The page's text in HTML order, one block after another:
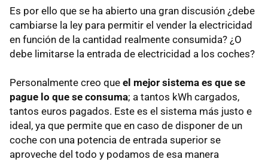
Es por ello que se ha abierto una gran discusión ¿debe
cambiarse la ley para permitir el vender la electricidad
en función de la cantidad realmente consumida? ¿O
debe limitarse la entrada de electricidad a los coches?
Personalmente creo que el mejor sistema es que se
pague lo que se consuma; a tantos kWh cargados,
tantos euros pagados. Este es el sistema más justo e
ideal, ya que permite que en caso de disponer de un
coche con una potencia de entrada superior se
aproveche del todo y podamos de esa manera